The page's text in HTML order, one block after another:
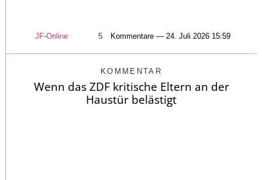
JF-Online 5 Kommentare — 24. Juli 2026 15:59
KOMMENTAR
Wenn das ZDF kritische Eltern an der
Haustür belästigt